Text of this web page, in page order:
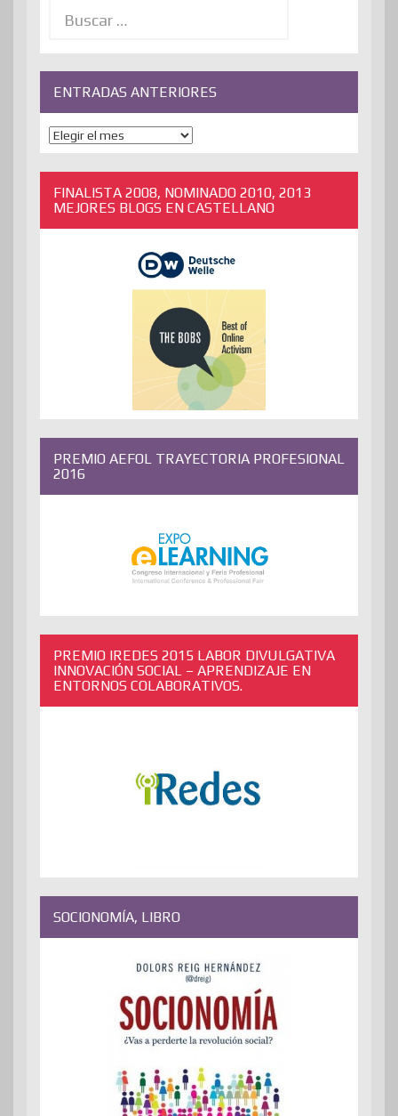
ENTRADAS ANTERIORES
ENTRADAS
ANTERIORES
FINALISTA 2008, NOMINADO 2010, 2013
MEJORES BLOGS EN CASTELLANO
PREMIO AEFOL TRAYECTORIA PROFESIONAL
2016
PREMIO IREDES 2015 LABOR DIVULGATIVA
INNOVACIÓN SOCIAL – APRENDIZAJE EN
ENTORNOS COLABORATIVOS.
SOCIONOMÍA, LIBRO